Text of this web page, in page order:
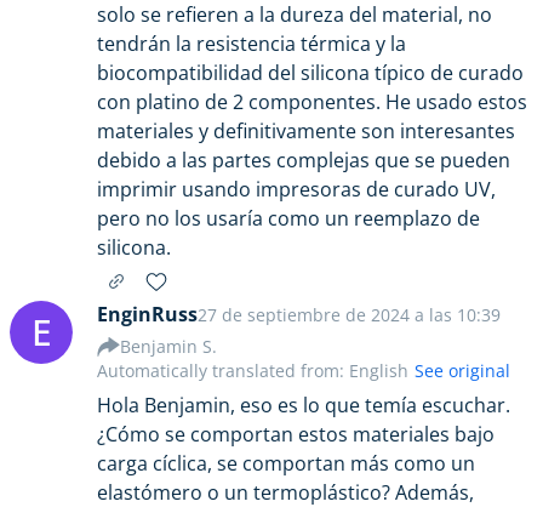
solo se refieren a la dureza del material, no
tendrán la resistencia térmica y la
biocompatibilidad del silicona típico de curado
con platino de 2 componentes. He usado estos
materiales y definitivamente son interesantes
debido a las partes complejas que se pueden
imprimir usando impresoras de curado UV,
pero no los usaría como un reemplazo de
silicona.
E EnginRuss27 de septiembre de 2024 a las 10:39
Benjamin S.
Hola Benjamin, eso es lo que temía escuchar.
¿Cómo se comportan estos materiales bajo
carga cíclica, se comportan más como un
elastómero o un termoplástico? Además,
Automatically translated from: English See original